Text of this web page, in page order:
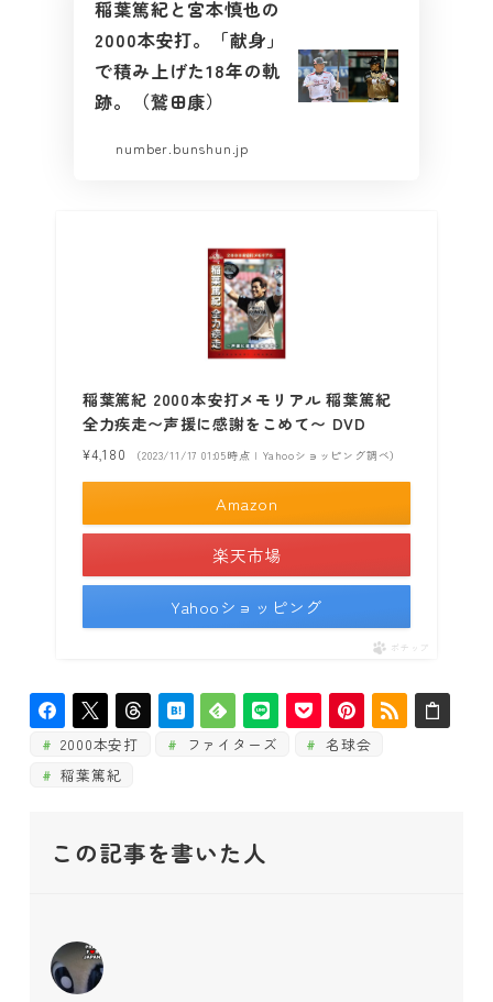
稲葉篤紀と宮本慎也の
2000本安打。「献身」
で積み上げた18年の軌
跡。（鷲田康）
number.bunshun.jp
稲葉篤紀 2000本安打メモリアル 稲葉篤紀
全力疾走〜声援に感謝をこめて〜 DVD
¥4,180 （2023/11/17 01:05時点 | Yahooショッピング調べ）
Amazon
楽天市場
Yahooショッピング
ポチップ
2000本安打 ファイターズ
名球会
稲葉篤紀
この記事を書いた人